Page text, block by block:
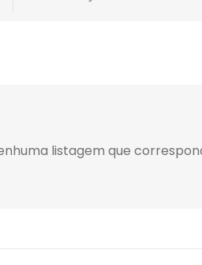
listagem que